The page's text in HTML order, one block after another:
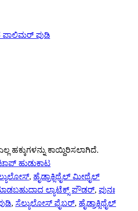
ಪಾಲಿಮರ್ ಪುಡಿ
ಹಕ್ಕುಗಳನ್ನು ಕಾಯ್ದಿರಿಸಲಾಗಿದೆ.
ಹುಡುಕಾಟ
, ಹೈಡ್ರಾಕ್ಸಿಥೈಲ್ ಮೀಥೈಲ್
ಲ್ಯಾಟೆಕ್ಸ್ ಪೌಡರ್, ಪುನಃ
, ಸೆಲ್ಯುಲೋಸ್ ಫೈಬರ್, ಹೈಡ್ರಾಕ್ಸಿಥೈಲ್